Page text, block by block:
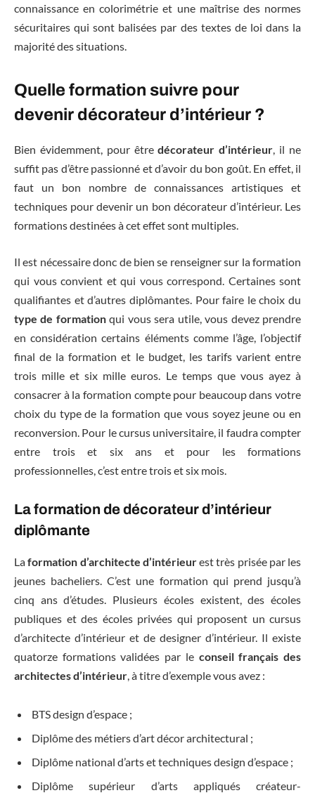
connaissance en colorimétrie et une maîtrise des normes
sécuritaires qui sont balisées par des textes de loi dans la
majorité des situations.
Quelle formation suivre pour
devenir décorateur d’intérieur ?
Bien évidemment, pour êtredécorateur d’intérieur, il ne
suffit pas d’être passionné et d’avoir du bon goût. En effet, il
faut un bon nombre de connaissances artistiques et
techniques pour devenir un bon décorateur d’intérieur. Les
formations destinées à cet effet sont multiples.
Il est nécessaire donc de bien se renseigner sur la formation
qui vous convient et qui vous correspond. Certaines sont
qualifiantes et d’autres diplômantes. Pour faire le choix du
type de formationqui vous sera utile, vous devez prendre
en considération certains éléments comme l’âge, l’objectif
final de la formation et le budget, les tarifs varient entre
trois mille et six mille euros. Le temps que vous ayez à
consacrer à la formation compte pour beaucoup dans votre
choix du type de la formation que vous soyez jeune ou en
reconversion. Pour le cursus universitaire, il faudra compter
entre trois et six ans et pour les formations
professionnelles, c’est entre trois et six mois.
La formation de décorateur d’intérieur
diplômante
Laformation d’architecte d’intérieurest très prisée par les
jeunes bacheliers. C’est une formation qui prend jusqu’à
cinq ans d’études. Plusieurs écoles existent, des écoles
publiques et des écoles privées qui proposent un cursus
d’architecte d’intérieur et de designer d’intérieur. Il existe
quatorze formations validées par le conseil français des
architectes d’intérieur , à titre d’exemple vous avez :
BTS design d’espace ;
Diplôme des métiers d’art décor architectural ;
Diplôme national d’arts et techniques design d’espace ;
Diplôme supérieur d’arts appliqués créateur-